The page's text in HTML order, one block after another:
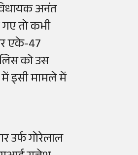
अनंत
तो कभी
एके-47
को उस
में इसी मामले में
उर्फ गोरेलाल